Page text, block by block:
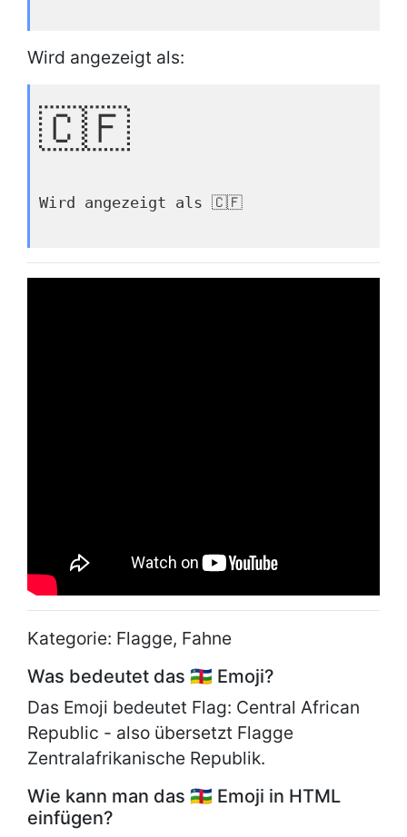
Wird angezeigt als:
🇨🇫
Wird angezeigt als 🇨🇫
Kategorie: Flagge, Fahne
Was bedeutet das 🇨🇫 Emoji?
Das Emoji bedeutet Flag: Central African
Republic - also übersetzt Flagge
Zentralafrikanische Republik.
Wie kann man das 🇨🇫 Emoji in HTML
einfügen?